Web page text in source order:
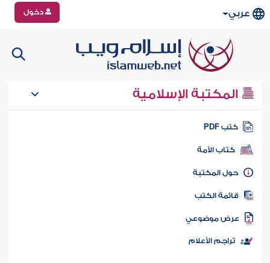
عربي دخول
المكتبة الإسلامية
كتب PDF
كتاب الأمة
المكتبة
الكتب
موضوعي